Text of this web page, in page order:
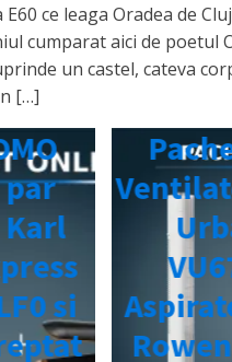
ce leaga Oradea de
cumparat aici de poetul
un castel, cateva
[…]